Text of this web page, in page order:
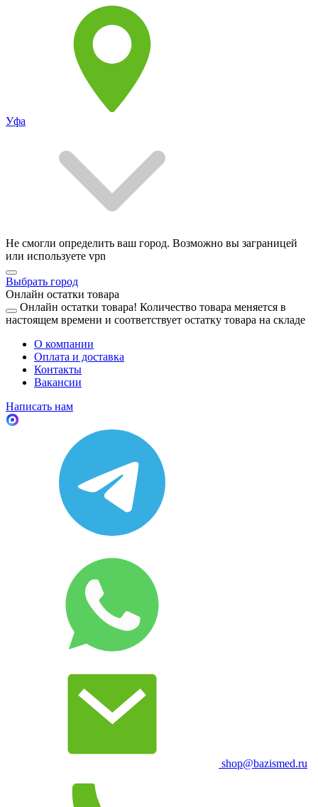
Уфа
Не смогли определить ваш город. Возможно вы заграницей
или используете vpn
Выбрать город
Онлайн остатки товара
Онлайн остатки товара! Количество товара меняется в
настоящем времени и соответствует остатку товара на складе
О компании
Оплата и доставка
Контакты
Вакансии
Написать нам
shop@bazismed.ru